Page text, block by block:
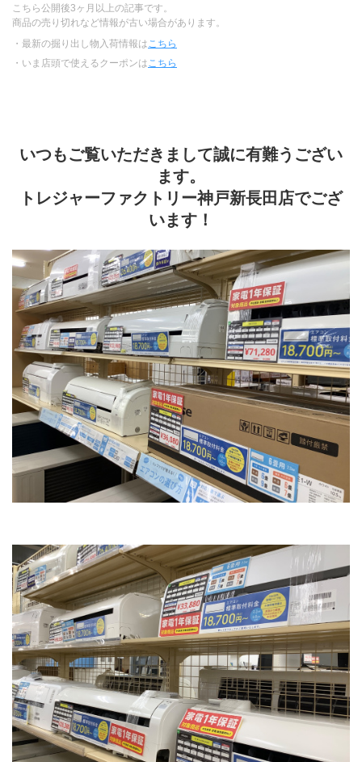
こちら公開後3ヶ月以上の記事です。
商品の売り切れなど情報が古い場合があります。
・最新の掘り出し物入荷情報はこちら
・いま店頭で使えるクーポンはこちら
いつもご覧いただきまして誠に有難うござい
ます。
トレジャーファクトリー神戸新長田店でござ
います！